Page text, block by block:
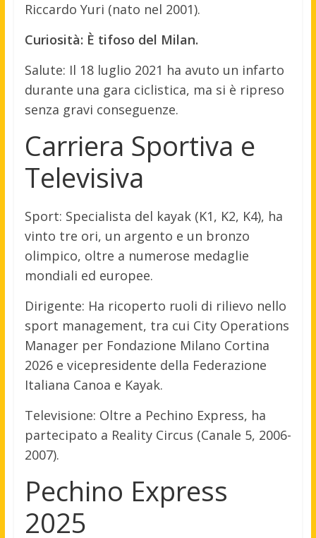
Riccardo Yuri (nato nel 2001).
Curiosità: È tifoso del Milan.
Salute: Il 18 luglio 2021 ha avuto un infarto
durante una gara ciclistica, ma si è ripreso
senza gravi conseguenze.
Carriera Sportiva e
Televisiva
Sport: Specialista del kayak (K1, K2, K4), ha
vinto tre ori, un argento e un bronzo
olimpico, oltre a numerose medaglie
mondiali ed europee.
Dirigente: Ha ricoperto ruoli di rilievo nello
sport management, tra cui City Operations
Manager per Fondazione Milano Cortina
2026 e vicepresidente della Federazione
Italiana Canoa e Kayak.
Televisione: Oltre a Pechino Express, ha
partecipato a Reality Circus (Canale 5, 2006-
2007).
Pechino Express
2025